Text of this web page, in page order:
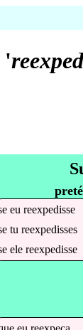
'
eureexpedisse
tureexpedisses
elereexpedisse